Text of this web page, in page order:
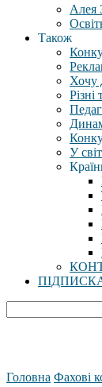
Алея
Також
Хочу
Різні
У
Головна Фахові